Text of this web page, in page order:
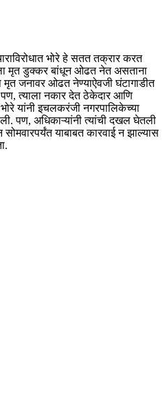
भोरे हे सतत तक्रार करत
मृत डुक्कर बांधून ओढत नेत असताना
मृत जनावर ओढत नेण्याऐवजी घंटागाडीत
त्याला नकार देत ठेकेदार आणि
यांनी इचलकरंजी नगरपालिकेच्या
पण, अधिकाऱ्यांनी त्यांची दखल घेतली
याबाबत कारवाई न झाल्यास